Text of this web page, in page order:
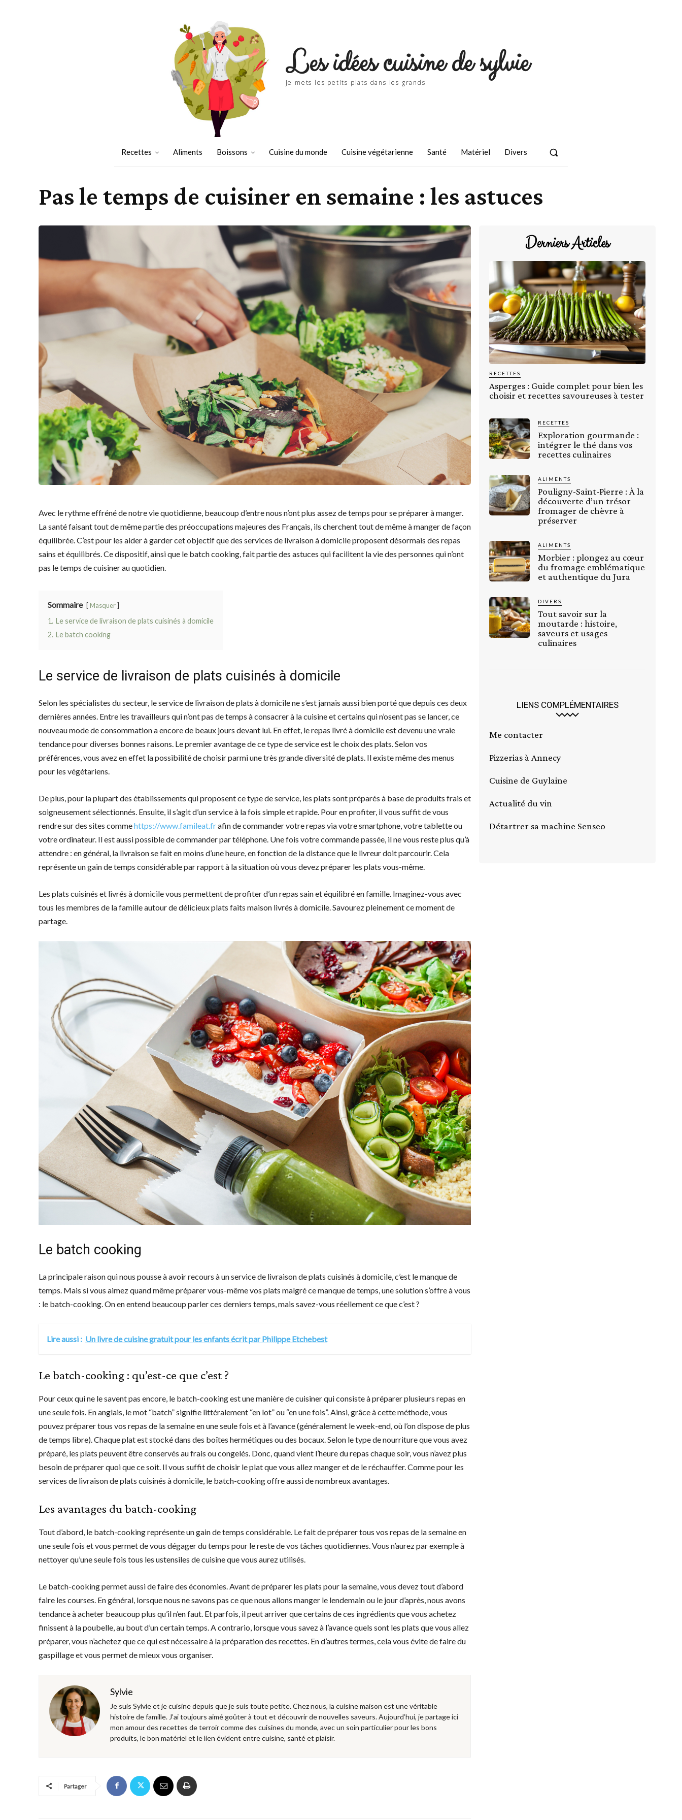
Les idées cuisine de sylvie
Je mets les petits plats dans les grands
Recettes Aliments Boissons Cuisine du monde Cuisine végétarienne Santé Matériel Divers
Pas le temps de cuisiner en semaine : les astuces
Avec le rythme effréné de notre vie quotidienne, beaucoup d’entre nous n’ont plus assez de temps pour se préparer à manger.
La santé faisant tout de même partie des préoccupations majeures des Français, ils cherchent tout de même à manger de façon
équilibrée. C’est pour les aider à garder cet objectif que des services de livraison à domicile proposent désormais des repas
sains et équilibrés. Ce dispositif, ainsi que le batch cooking, fait partie des astuces qui facilitent la vie des personnes qui n’ont
pas le temps de cuisiner au quotidien.
Sommaire Masquer
1. Le service de livraison de plats cuisinés à domicile
2. Le batch cooking
Le service de livraison de plats cuisinés à domicile
Selon les spécialistes du secteur, le service de livraison de plats à domicile ne s’est jamais aussi bien porté que depuis ces deux
dernières années. Entre les travailleurs qui n’ont pas de temps à consacrer à la cuisine et certains qui n’osent pas se lancer, ce
nouveau mode de consommation a encore de beaux jours devant lui. En effet, le repas livré à domicile est devenu une vraie
tendance pour diverses bonnes raisons. Le premier avantage de ce type de service est le choix des plats. Selon vos
préférences, vous avez en effet la possibilité de choisir parmi une très grande diversité de plats. Il existe même des menus
pour les végétariens.
De plus, pour la plupart des établissements qui proposent ce type de service, les plats sont préparés à base de produits frais et
soigneusement sélectionnés. Ensuite, il s’agit d’un service à la fois simple et rapide. Pour en profiter, il vous suffit de vous
rendre sur des sites commehttps://www.famileat.frafin de commander votre repas via votre smartphone, votre tablette ou
votre ordinateur. Il est aussi possible de commander par téléphone. Une fois votre commande passée, il ne vous reste plus qu’à
attendre : en général, la livraison se fait en moins d’une heure, en fonction de la distance que le livreur doit parcourir. Cela
représente un gain de temps considérable par rapport à la situation où vous devez préparer les plats vous-même.
Les plats cuisinés et livrés à domicile vous permettent de profiter d’un repas sain et équilibré en famille. Imaginez-vous avec
tous les membres de la famille autour de délicieux plats faits maison livrés à domicile. Savourez pleinement ce moment de
partage.
Le batch cooking
La principale raison qui nous pousse à avoir recours à un service de livraison de plats cuisinés à domicile, c’est le manque de
temps. Mais si vous aimez quand même préparer vous-même vos plats malgré ce manque de temps, une solution s’offre à vous
: le batch-cooking. On en entend beaucoup parler ces derniers temps, mais savez-vous réellement ce que c’est ?
Lire aussi : Un livre de cuisine gratuit pour les enfants écrit par Philippe Etchebest
Le batch-cooking : qu’est-ce que c’est ?
Pour ceux qui ne le savent pas encore, le batch-cooking est une manière de cuisiner qui consiste à préparer plusieurs repas en
une seule fois. En anglais, le mot “batch” signifie littéralement “en lot” ou “en une fois”. Ainsi, grâce à cette méthode, vous
pouvez préparer tous vos repas de la semaine en une seule fois et à l’avance (généralement le week-end, où l’on dispose de plus
de temps libre). Chaque plat est stocké dans des boîtes hermétiques ou des bocaux. Selon le type de nourriture que vous avez
préparé, les plats peuvent être conservés au frais ou congelés. Donc, quand vient l’heure du repas chaque soir, vous n’avez plus
besoin de préparer quoi que ce soit. Il vous suffit de choisir le plat que vous allez manger et de le réchauffer. Comme pour les
services de livraison de plats cuisinés à domicile, le batch-cooking offre aussi de nombreux avantages.
Les avantages du batch-cooking
Tout d’abord, le batch-cooking représente un gain de temps considérable. Le fait de préparer tous vos repas de la semaine en
une seule fois et vous permet de vous dégager du temps pour le reste de vos tâches quotidiennes. Vous n’aurez par exemple à
nettoyer qu’une seule fois tous les ustensiles de cuisine que vous aurez utilisés.
Le batch-cooking permet aussi de faire des économies. Avant de préparer les plats pour la semaine, vous devez tout d’abord
faire les courses. En général, lorsque nous ne savons pas ce que nous allons manger le lendemain ou le jour d’après, nous avons
tendance à acheter beaucoup plus qu’il n’en faut. Et parfois, il peut arriver que certains de ces ingrédients que vous achetez
finissent à la poubelle, au bout d’un certain temps. A contrario, lorsque vous savez à l’avance quels sont les plats que vous allez
préparer, vous n’achetez que ce qui est nécessaire à la préparation des recettes. En d’autres termes, cela vous évite de faire du
gaspillage et vous permet de mieux vous organiser.
Sylvie
Je suis Sylvie et je cuisine depuis que je suis toute petite. Chez nous, la cuisine maison est une véritable
histoire de famille. J’ai toujours aimé goûter à tout et découvrir de nouvelles saveurs. Aujourd’hui, je partage ici
mon amour des recettes de terroir comme des cuisines du monde, avec un soin particulier pour les bons
produits, le bon matériel et le lien évident entre cuisine, santé et plaisir.
Partager
Derniers Articles
RECETTES
Asperges : Guide complet pour bien les
choisir et recettes savoureuses à tester
RECETTES
Exploration gourmande :
intégrer le thé dans vos
recettes culinaires
ALIMENTS
Pouligny-Saint-Pierre : À la
découverte d’un trésor
fromager de chèvre à
préserver
ALIMENTS
Morbier : plongez au cœur
du fromage emblématique
et authentique du Jura
DIVERS
Tout savoir sur la
moutarde : histoire,
saveurs et usages
culinaires
LIENS COMPLÉMENTAIRES
Me contacter
Pizzerias à Annecy
Cuisine de Guylaine
Actualité du vin
Détartrer sa machine Senseo